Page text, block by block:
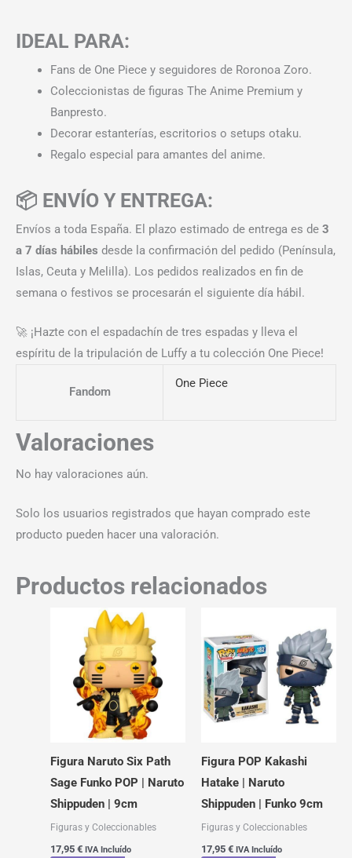
IDEAL PARA:
Fans de One Piece y seguidores de Roronoa Zoro.
Coleccionistas de figuras The Anime Premium y
Banpresto.
Decorar estanterías, escritorios o setups otaku.
Regalo especial para amantes del anime.
📦 ENVÍO Y ENTREGA:
Envíos a toda España. El plazo estimado de entrega es de 3
a 7 días hábiles desde la confirmación del pedido (Península,
Islas, Ceuta y Melilla). Los pedidos realizados en fin de
semana o festivos se procesarán el siguiente día hábil.
🚀 ¡Hazte con el espadachín de tres espadas y lleva el
espíritu de la tripulación de Luffy a tu colección One Piece!
Fandom
One Piece
Valoraciones
No hay valoraciones aún.
Solo los usuarios registrados que hayan comprado este
producto pueden hacer una valoración.
Productos relacionados
Figura Naruto Six Path
Sage Funko POP | Naruto
Shippuden | 9cm
Figuras y Coleccionables
17,95 € IVA Incluído
Figura POP Kakashi
Hatake | Naruto
Shippuden | Funko 9cm
Figuras y Coleccionables
17,95 € IVA Incluído